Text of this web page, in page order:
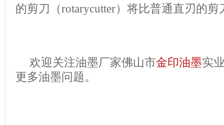
的剪刀（rotarycutter）将比普通直刃的
欢迎关注油墨厂家佛山市金印油墨实
更多油墨问题。